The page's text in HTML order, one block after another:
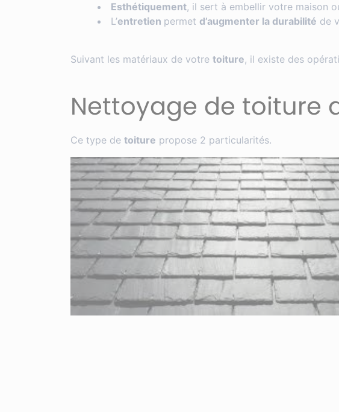
Esthétiquement, il sert à embellir votre maison
L’entretien permet d’augmenter la durabilité de
Suivant les matériaux de votre toiture, il existe des
Nettoyage de toiture
Ce type de toiture propose 2 particularités.